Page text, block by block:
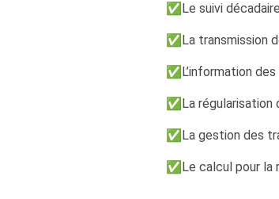
✅Le suivi
✅La transmission
✅L’information des
✅La régularisation
✅La gestion des
✅Le calcul pour la